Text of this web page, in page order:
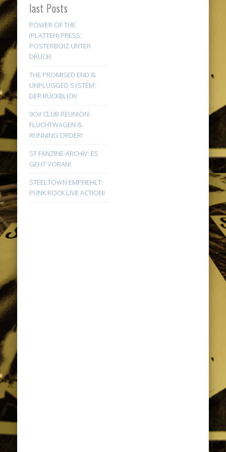
last Posts
POWER OF THE
(PLATTEN) PRESS:
POSTERBOIZ UNTER
DRUCK!
THE PROMISED END &
UNPLUGGED SYSTEM:
DER RÜCKBLICK!
9Oi! CLUB REUNION:
FLUCHTWAGEN &
RUNNING ORDER!
ST FANZINE-ARCHIV: ES
GEHT VORAN!
STEELTOWN EMPFIEHLT:
PUNK ROCK LIVE ACTION!